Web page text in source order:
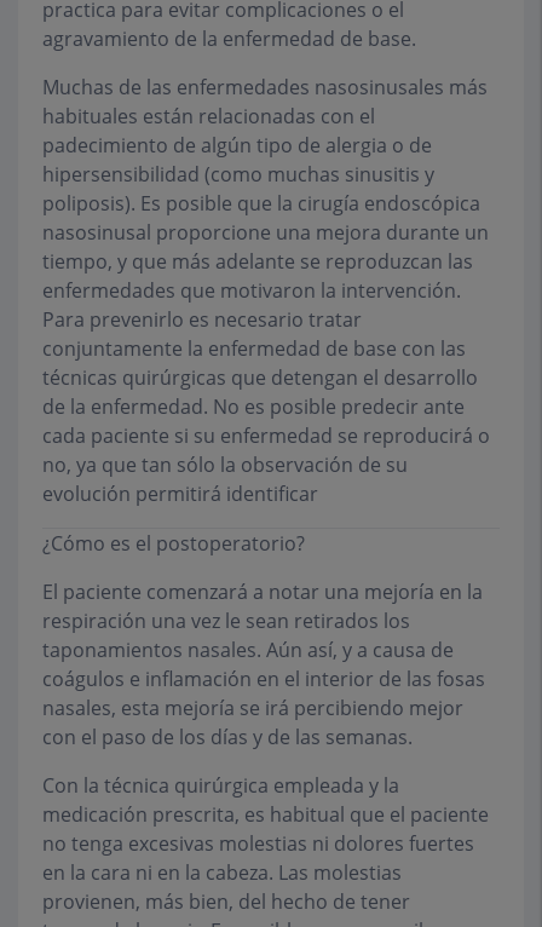
practica para evitar complicaciones o el
agravamiento de la enfermedad de base.
Muchas de las enfermedades nasosinusales más
habituales están relacionadas con el
padecimiento de algún tipo de alergia o de
hipersensibilidad (como muchas sinusitis y
poliposis). Es posible que la cirugía endoscópica
nasosinusal proporcione una mejora durante un
tiempo, y que más adelante se reproduzcan las
enfermedades que motivaron la intervención.
Para prevenirlo es necesario tratar
conjuntamente la enfermedad de base con las
técnicas quirúrgicas que detengan el desarrollo
de la enfermedad. No es posible predecir ante
cada paciente si su enfermedad se reproducirá o
no, ya que tan sólo la observación de su
evolución permitirá identificar
¿Cómo es el postoperatorio?
El paciente comenzará a notar una mejoría en la
respiración una vez le sean retirados los
taponamientos nasales. Aún así, y a causa de
coágulos e inflamación en el interior de las fosas
nasales, esta mejoría se irá percibiendo mejor
con el paso de los días y de las semanas.
Con la técnica quirúrgica empleada y la
medicación prescrita, es habitual que el paciente
no tenga excesivas molestias ni dolores fuertes
en la cara ni en la cabeza. Las molestias
provienen, más bien, del hecho de tener